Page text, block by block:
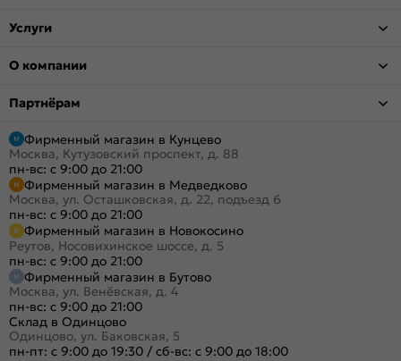
Услуги
О компании
Партнёрам
Фирменный магазин в Кунцево
Москва, Кутузовский проспект, д. 88
пн-вс: с 9:00 до 21:00
Фирменный магазин в Медведково
Москва, ул. Осташковская, д. 22, подъезд 6
пн-вс: с 9:00 до 21:00
Фирменный магазин в Новокосино
Реутов, Носовихинское шоссе, д. 5
пн-вс: с 9:00 до 21:00
Фирменный магазин в Бутово
Москва, ул. Венёвская, д. 4
пн-вс: с 9:00 до 21:00
Склад в Одинцово
Одинцово, ул. Баковская, 5
пн-пт: с 9:00 до 19:30 / сб-вс: с 9:00 до 18:00